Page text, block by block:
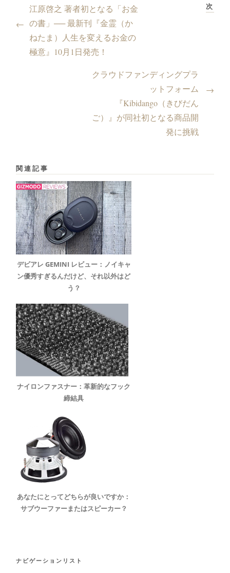
←
江原啓之 著者初となる「お金
の書」── 最新刊『金霊（か
ねたま）人生を変えるお金の
極意』10月1日発売！
次
クラウドファンディングプラ
ットフォーム
『Kibidango（きびだん
ご）』が同社初となる商品開
発に挑戦
→
関連記事
デビアレ GEMINI レビュー：ノイキャ
ン優秀すぎるんだけど、それ以外はど
う？
ナイロンファスナー：革新的なフック
締結具
あなたにとってどちらが良いですか：
サブウーファーまたはスピーカー？
ナビゲーションリスト